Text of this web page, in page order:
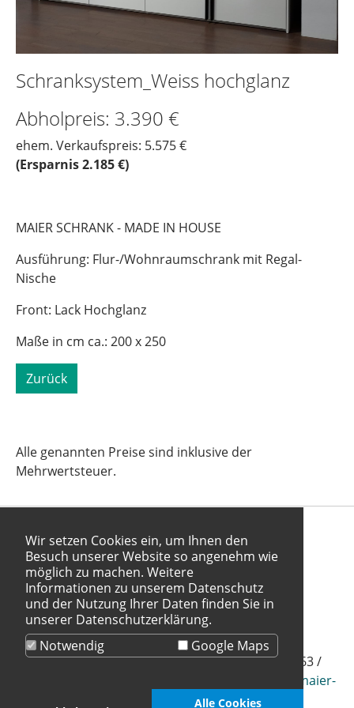
Wir setzen Cookies ein, um Ihnen den
Besuch unserer Website so angenehm wie
möglich zu machen. Weitere
Informationen zu unserem Datenschutz
und der Nutzung Ihrer Daten finden Sie in
unserer Datenschutzerklärung.
Notwendig
Google Maps
Alle Cookies
Schranksystem_Weiss hochglanz
Abholpreis: 3.390 €
ehem. Verkaufspreis: 5.575 €
(Ersparnis 2.185 €)
MAIER SCHRANK - MADE IN HOUSE
Ausführung: Flur-/Wohnraumschrank mit Regal-
Nische
Front: Lack Hochglanz
Maße in cm ca.: 200 x 250
Zurück
Alle genannten Preise sind inklusive der
Mehrwertsteuer.
Facebook
Instagram
YouTube
Datenschutz
Impressum
© 2020 MAIER KÜCHEN GmbH
Unter Gereuth 5 · 79353 Bahlingen · Telefon 07663 /
info(at)maier-